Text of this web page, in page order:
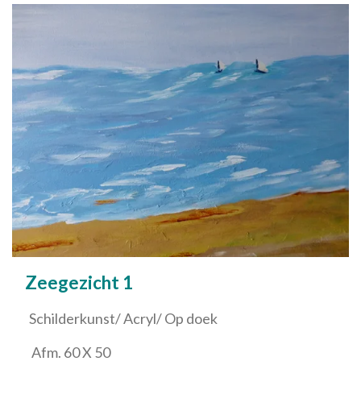
Zeegezicht 1
Schilderkunst/ Acryl/ Op doek
Afm. 60 X 50